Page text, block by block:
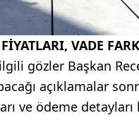
VADE
gözler Başkan
açıklamalar
ve ödeme